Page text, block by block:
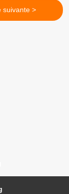
suivante >